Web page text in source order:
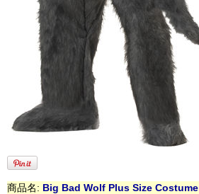
商品名: Big Bad Wolf Plus Size Costume